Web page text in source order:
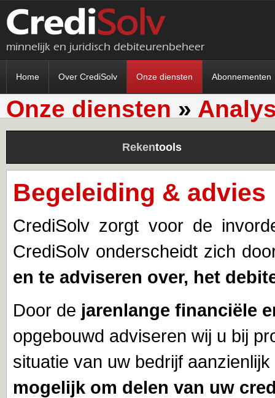
Home Over CrediSolv Onze diensten Abonnementen
Onze diensten »
Rekentools
Begeleiding & advies
CrediSolv zorgt voor de
CrediSolv onderscheidt zich
en te adviseren over, het
Door de jarenlange financiële
opgebouwd adviseren wij u bij
situatie van uw bedrijf
mogelijk om delen van uw
minnelijk en juridisch debiteurenbeheer